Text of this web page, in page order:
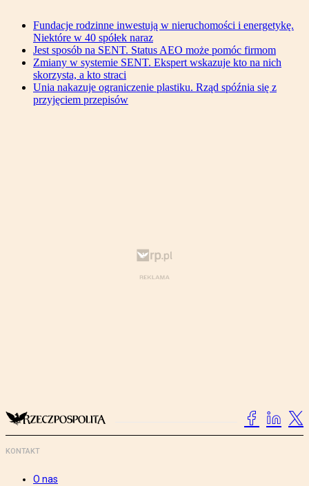
Fundacje rodzinne inwestują w nieruchomości i energetykę.
Niektóre w 40 spółek naraz
Jest sposób na SENT. Status AEO może pomóc firmom
Zmiany w systemie SENT. Ekspert wskazuje kto na nich
skorzysta, a kto straci
Unia nakazuje ograniczenie plastiku. Rząd spóźnia się z
przyjęciem przepisów
KONTAKT
O nas